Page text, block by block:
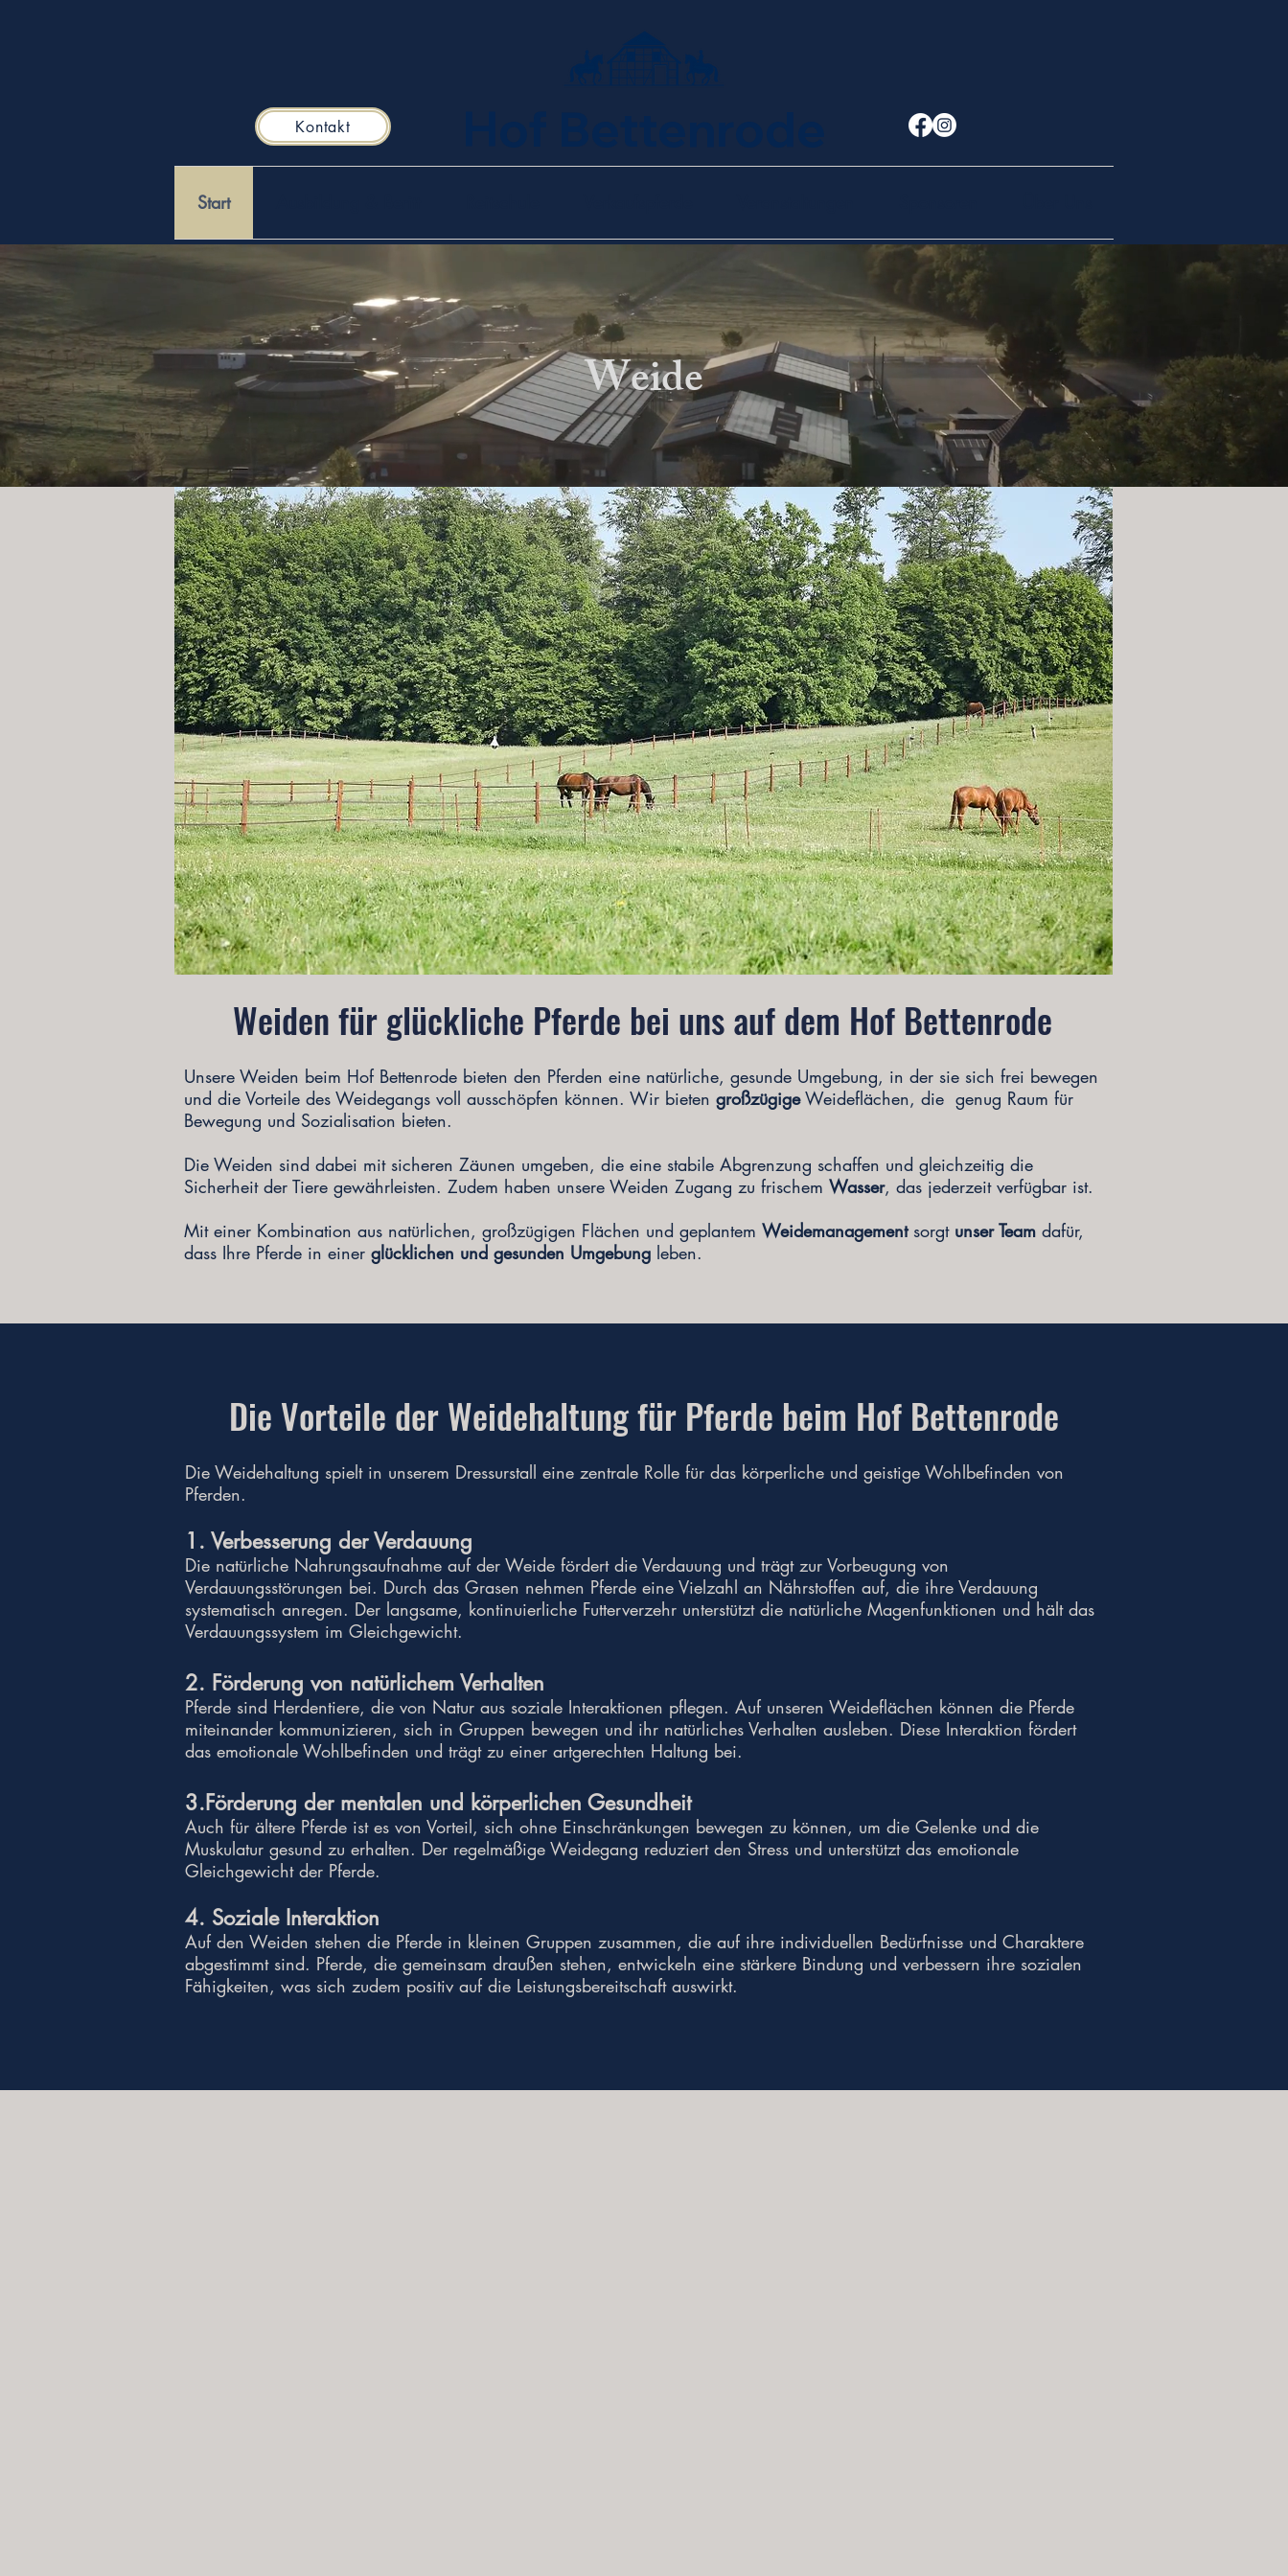
Kontakt
Start
Weide
Weiden für glückliche Pferde bei uns auf dem Hof Bettenrode
Unsere Weiden beim Hof Bettenrode bieten den Pferden eine natürliche, gesunde Umgebung, in der sie sich frei bewegen
und die Vorteile des Weidegangs voll ausschöpfen können. Wir bieten großzügigeWeideflächen, die genug Raum für
Bewegung und Sozialisation bieten.
Die Weiden sind dabei mit sicheren Zäunen umgeben, die eine stabile Abgrenzung schaffen und gleichzeitig die
Sicherheit der Tiere gewährleisten. Zudem haben unsere Weiden Zugang zu frischem Wasser, das jederzeit verfügbar ist.
Mit einer Kombination aus natürlichen, großzügigen Flächen und geplantem Weidemanagementsorgt unser Team dafür,
dass Ihre Pferde in einer glücklichen und gesunden Umgebung leben.
Die Vorteile der Weidehaltung für Pferde beim Hof Bettenrode
Die Weidehaltung spielt in unserem Dressurstall eine zentrale Rolle für das körperliche und geistige Wohlbefinden von
Pferden.
1. Verbesserung der Verdauung
Die natürliche Nahrungsaufnahme auf der Weide fördert die Verdauung und trägt zur Vorbeugung von
Verdauungsstörungen bei. Durch das Grasen nehmen Pferde eine Vielzahl an Nährstoffen auf, die ihre Verdauung
systematisch anregen. Der langsame, kontinuierliche Futterverzehr unterstützt die natürliche Magenfunktionen und hält das
Verdauungssystem im Gleichgewicht.
2. Förderung von natürlichem Verhalten
Pferde sind Herdentiere, die von Natur aus soziale Interaktionen pflegen. Auf unseren Weideflächen können die Pferde
miteinander kommunizieren, sich in Gruppen bewegen und ihr natürliches Verhalten ausleben. Diese Interaktion fördert
das emotionale Wohlbefinden und trägt zu einer artgerechten Haltung bei.
3.Förderung der mentalen und körperlichen Gesundheit
Auch für ältere Pferde ist es von Vorteil, sich ohne Einschränkungen bewegen zu können, um die Gelenke und die
Muskulatur gesund zu erhalten. Der regelmäßige Weidegang reduziert den Stress und unterstützt das emotionale
Gleichgewicht der Pferde.
4. Soziale Interaktion
Auf den Weiden stehen die Pferde in kleinen Gruppen zusammen, die auf ihre individuellen Bedürfnisse und Charaktere
abgestimmt sind. Pferde, die gemeinsam draußen stehen, entwickeln eine stärkere Bindung und verbessern ihre sozialen
Fähigkeiten, was sich zudem positiv auf die Leistungsbereitschaft auswirkt.